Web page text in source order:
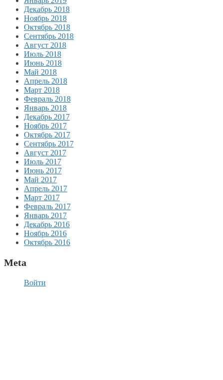
Декабрь 2018
Ноябрь 2018
Октябрь 2018
Сентябрь 2018
Август 2018
Июль 2018
Июнь 2018
Май 2018
Апрель 2018
Март 2018
Февраль 2018
Январь 2018
Декабрь 2017
Ноябрь 2017
Октябрь 2017
Сентябрь 2017
Август 2017
Июль 2017
Июнь 2017
Май 2017
Апрель 2017
Март 2017
Февраль 2017
Январь 2017
Декабрь 2016
Ноябрь 2016
Октябрь 2016
Meta
Войти